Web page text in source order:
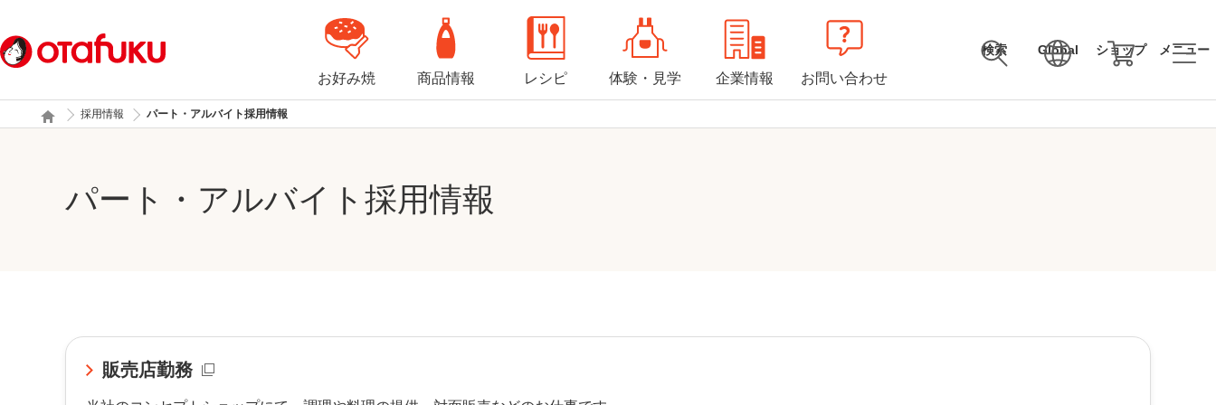
お好み焼 商品情報 レシピ 体験・見学 企業情報 お問い合わせ
検索 Global ショップ メニュー
採用情報 パート・アルバイト採用情報
パート・アルバイト採用情報
販売店勤務